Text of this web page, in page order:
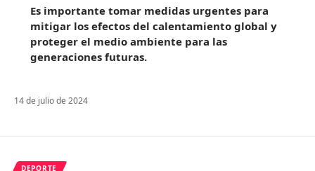
Es importante tomar medidas urgentes para
mitigar los efectos del calentamiento global y
proteger el medio ambiente para las
generaciones futuras.
14 de julio de 2024
DEPORTE